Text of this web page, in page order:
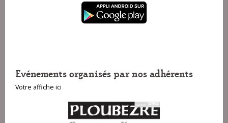
Evénements organisés par nos adhérents
Votre affiche ici